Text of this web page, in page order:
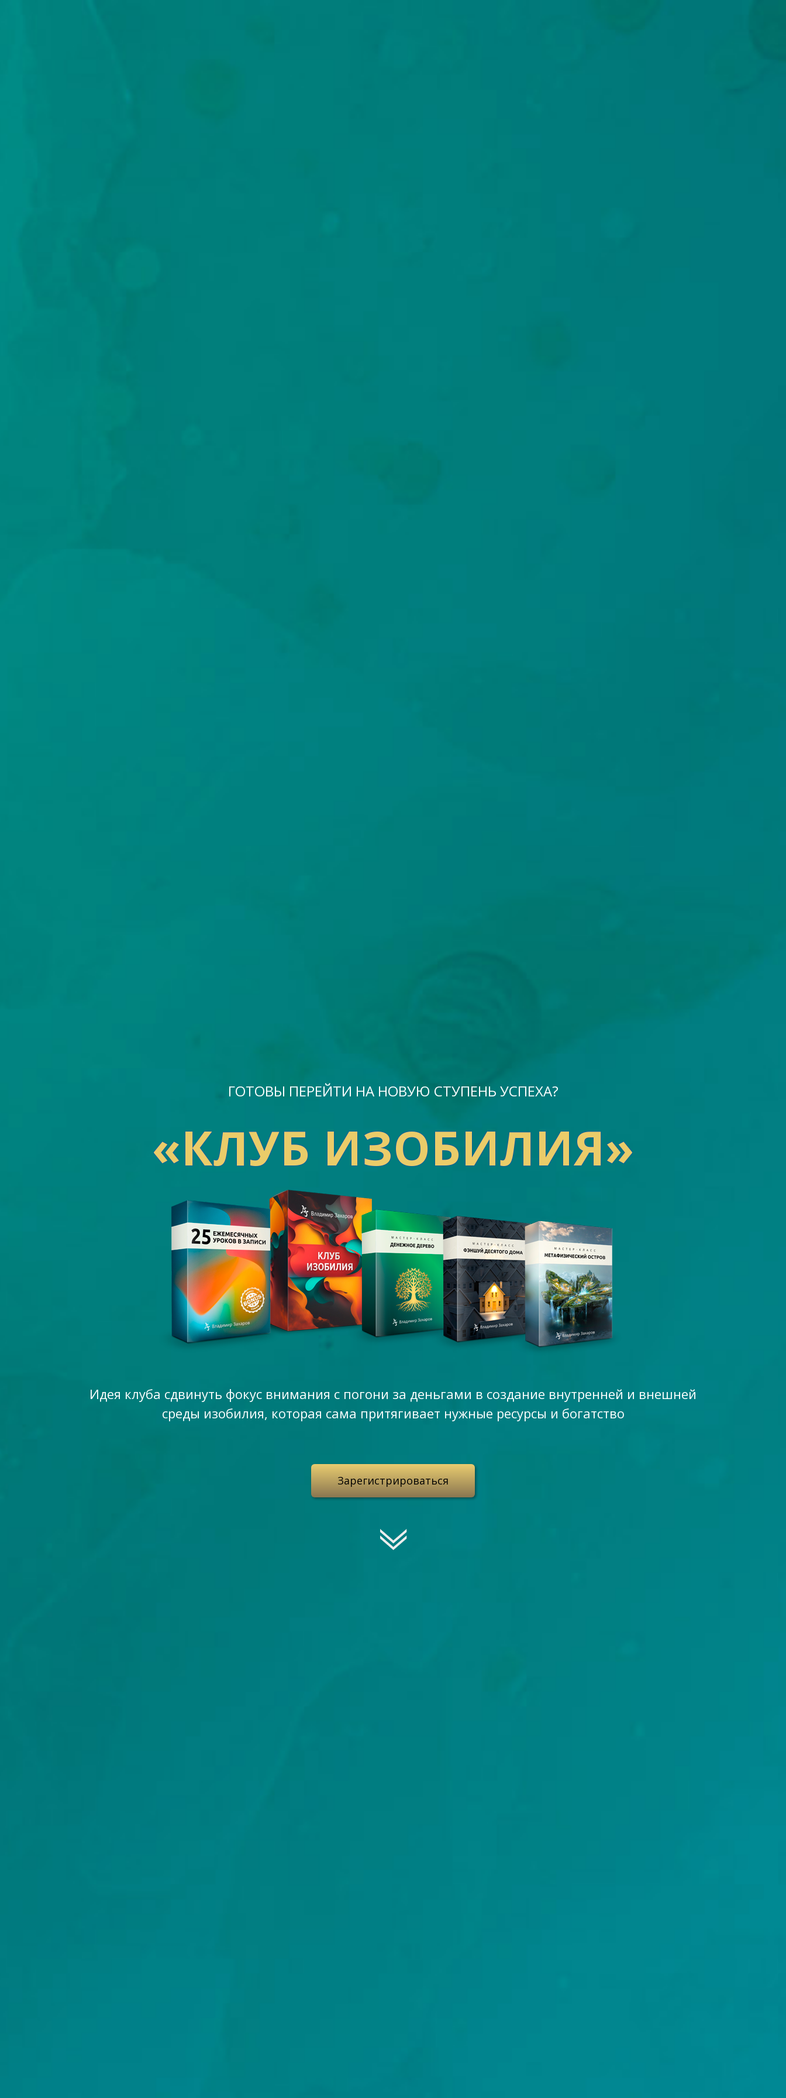
ГОТОВЫ ПЕРЕЙТИ НА НОВУЮ СТУПЕНЬ УСПЕХА?
«КЛУБ ИЗОБИЛИЯ»
Идея клуба сдвинуть фокус внимания с погони за деньгами в создание внутренней и внешней
среды изобилия, которая сама притягивает нужные ресурсы и богатство
Зарегистрироваться